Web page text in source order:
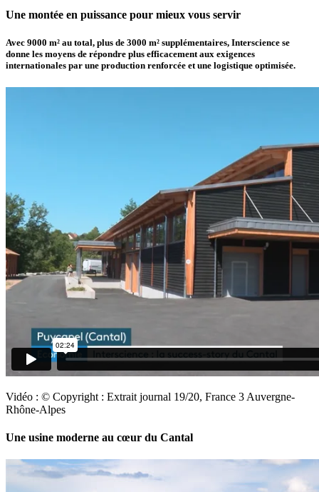
Une montée en puissance pour mieux vous servir
Avec 9000 m² au total, plus de 3000 m² supplémentaires, Interscience se
donne les moyens de répondre plus efficacement aux exigences
internationales par une production renforcée et une logistique optimisée.
Vidéo : © Copyright : Extrait journal 19/20, France 3 Auvergne-
Rhône-Alpes
Une usine moderne au cœur du Cantal